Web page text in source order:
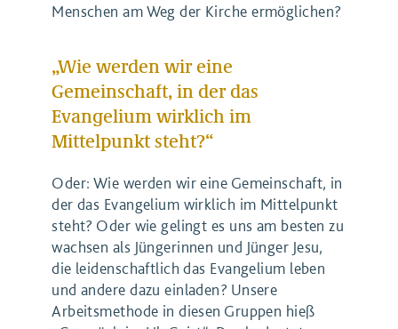
Menschen am Weg der Kirche ermöglichen?
„Wie werden wir eine
Gemeinschaft, in der das
Evangelium wirklich im
Mittelpunkt steht?“
Oder: Wie werden wir eine Gemeinschaft, in
der das Evangelium wirklich im Mittelpunkt
steht? Oder wie gelingt es uns am besten zu
wachsen als Jüngerinnen und Jünger Jesu,
die leidenschaftlich das Evangelium leben
und andere dazu einladen? Unsere
Arbeitsmethode in diesen Gruppen hieß